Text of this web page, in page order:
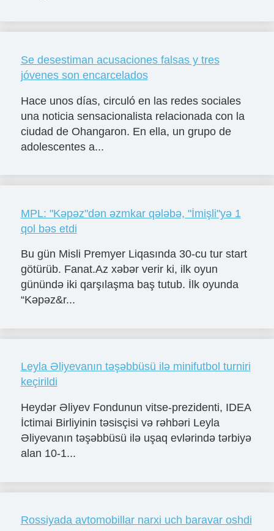
Se desestiman acusaciones falsas y tres
jóvenes son encarcelados
Hace unos días, circuló en las redes sociales
una noticia sensacionalista relacionada con la
ciudad de Ohangaron. En ella, un grupo de
adolescentes a...
MPL: "Kəpəz"dən əzmkar qələbə, "İmişli"yə 1
qol bəs etdi
Bu gün Misli Premyer Liqasında 30-cu tur start
götürüb. Fanat.Az xəbər verir ki, ilk oyun
günündə iki qarşılaşma baş tutub. İlk oyunda
“Kəpəz&r...
Leyla Əliyevanın təşəbbüsü ilə minifutbol turniri
keçirildi
Heydər Əliyev Fondunun vitse-prezidenti, IDEA
İctimai Birliyinin təsisçisi və rəhbəri Leyla
Əliyevanın təşəbbüsü ilə uşaq evlərində tərbiyə
alan 10-1...
Rossiyada avtomobillar narxi uch baravar oshdi